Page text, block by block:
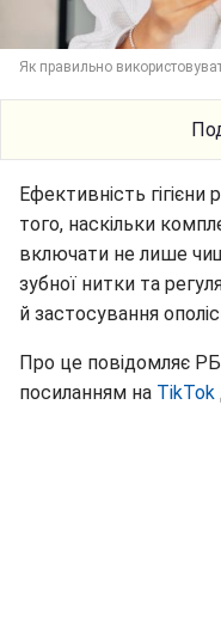
Як правильно
Ефективність
того, наскільки
включати не лише
зубної нитки та
й застосування
Про це повідомляє
посиланням на TikTok